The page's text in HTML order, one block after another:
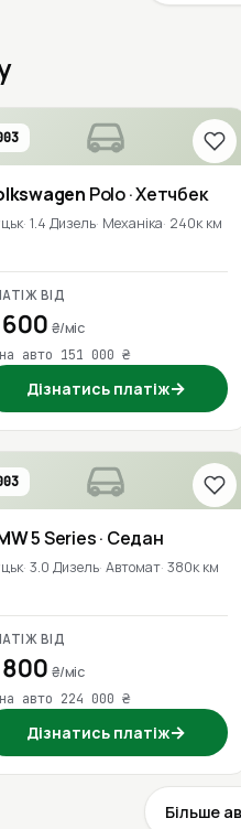
Polo· Хетчбек
1.4 Дизель Механіка 240к км
ВІД
₴/міс
авто 151 000 ₴
Дізнатись платіж→
5 Series· Седан
3.0 Дизель Автомат 380к км
ВІД
₴/міс
авто 224 000 ₴
Дізнатись платіж→
Більше